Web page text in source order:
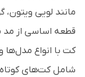
مانند لویی
قطعه اساسی از مد
کت با انواع
شامل کت‌های